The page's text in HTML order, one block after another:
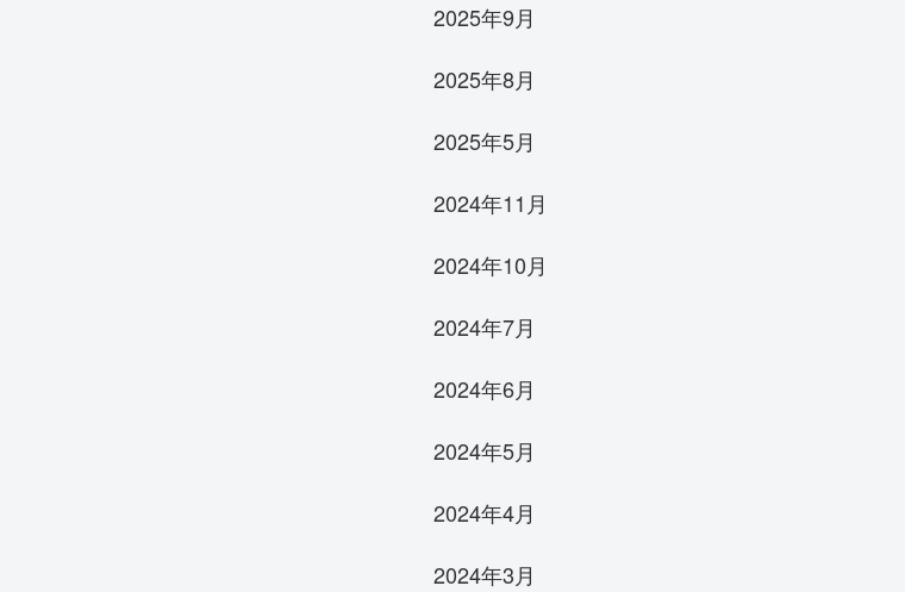
2025年9月
2025年8月
2025年5月
2024年11月
2024年10月
2024年7月
2024年6月
2024年5月
2024年4月
2024年3月